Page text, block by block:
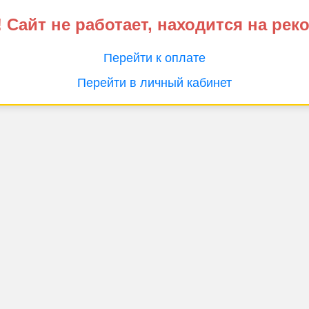
не работает, находится на
Перейти к оплате
Перейти в личный кабинет